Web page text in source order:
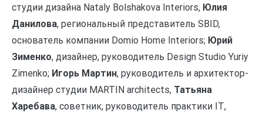
студии дизайна Nataly Bolshakova Interiors, Юлия
Данилова, региональный представитель SBID,
основатель компании Domio Home Interiors; Юрий
Зименко, дизайнер, руководитель Design Studio Yuriy
Zimenko; Игорь Мартин, руководитель и архитектор-
дизайнер студии MARTIN architects, Татьяна
Харебава, советник, руководитель практики ІТ,